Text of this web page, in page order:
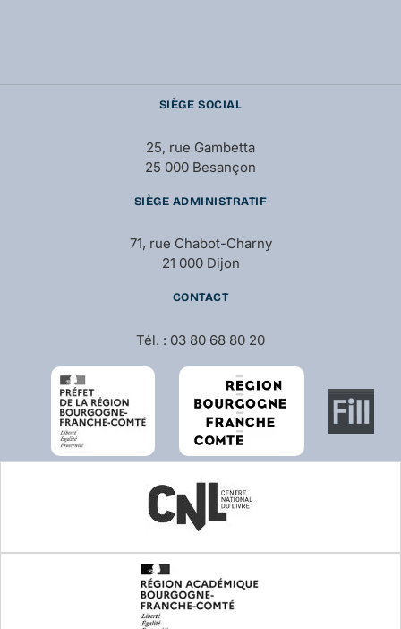
SIÈGE SOCIAL
25, rue Gambetta
25 000 Besançon
SIÈGE ADMINISTRATIF
71, rue Chabot-Charny
21 000 Dijon
CONTACT
Tél. : 03 80 68 80 20